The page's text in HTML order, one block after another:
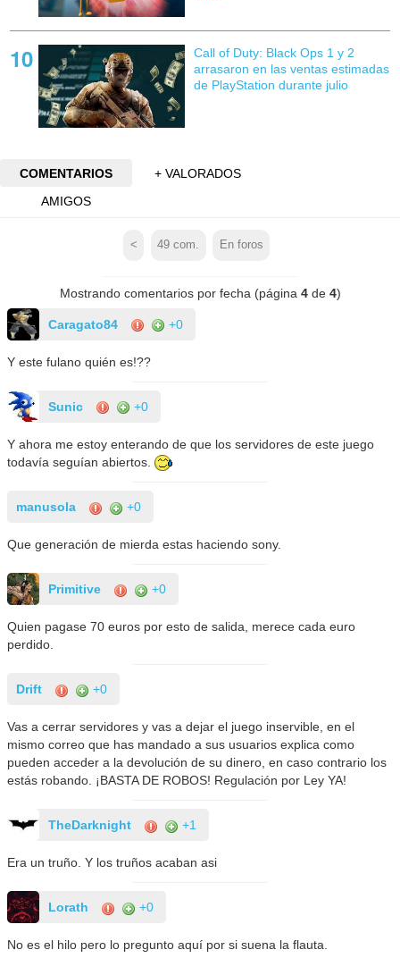
Call of Duty: Black Ops 1 y 2
arrasaron en las ventas estimadas
de PlayStation durante julio
COMENTARIOS
+ VALORADOS
AMIGOS
< 49 com. En foros
Mostrando comentarios por fecha (página 4de 4)
Caragato84 +0
Y este fulano quién es!??
Sunic +0
Y ahora me estoy enterando de que los servidores de este juego
todavía seguían abiertos.
manusola +0
Que generación de mierda estas haciendo sony.
Primitive +0
Quien pagase 70 euros por esto de salida, merece cada euro
perdido.
Drift +0
Vas a cerrar servidores y vas a dejar el juego inservible, en el
mismo correo que has mandado a sus usuarios explica como
pueden acceder a la devolución de su dinero, en caso contrario los
estás robando. ¡BASTA DE ROBOS! Regulación por Ley YA!
TheDarknight +1
Era un truño. Y los truños acaban asi
Lorath +0
No es el hilo pero lo pregunto aquí por si suena la flauta.